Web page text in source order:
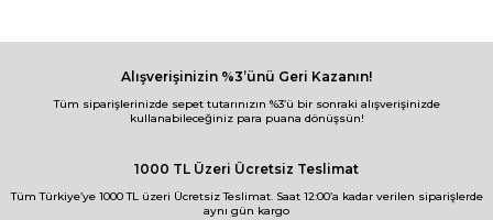
Alışverişinizin %3’ünü Geri Kazanın!
Tüm siparişlerinizde sepet tutarınızın %3’ü bir sonraki alışverişinizde
kullanabileceğiniz para puana dönüşsün!
1000 TL Üzeri Ücretsiz Teslimat
Tüm Türkiye’ye 1000 TL üzeri Ücretsiz Teslimat. Saat 12:00’a kadar verilen siparişlerde
aynı gün kargo